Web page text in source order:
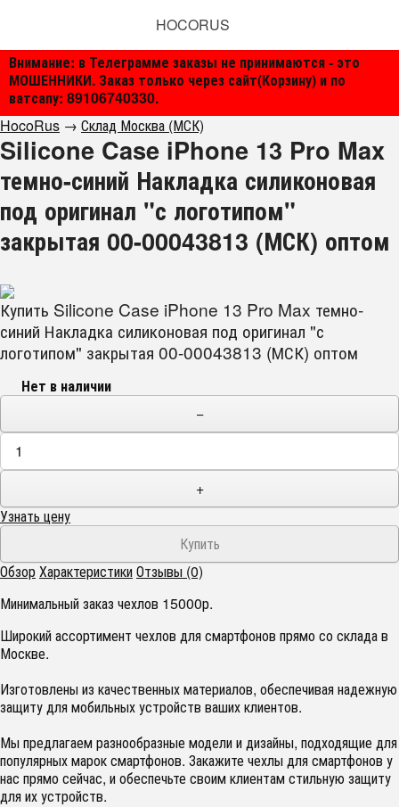
Внимание: в Телеграмме заказы не принимаются - это
МОШЕННИКИ. Заказ только через сайт(Корзину) и по
ватсапу: 89106740330.
HOCORUS
HocoRus → Склад Москва (МСК)
Silicone Case iPhone 13 Pro Max
темно-синий Накладка силиконовая
под оригинал "с логотипом"
закрытая 00-00043813 (МСК) оптом
Купить Silicone Case iPhone 13 Pro Max темно-
синий Накладка силиконовая под оригинал "с
логотипом" закрытая 00-00043813 (МСК) оптом
Нет в наличии
−
+
Узнать цену
ОбзорХарактеристикиОтзывы (0)
Минимальный заказ чехлов 15000р.
Широкий ассортимент чехлов для смартфонов прямо со склада в
Москве.
Изготовлены из качественных материалов, обеспечивая надежную
защиту для мобильных устройств ваших клиентов.
Мы предлагаем разнообразные модели и дизайны, подходящие для
популярных марок смартфонов. Закажите чехлы для смартфонов у
нас прямо сейчас, и обеспечьте своим клиентам стильную защиту
для их устройств.